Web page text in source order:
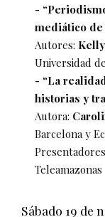
-
mediático
Autores:
Universidad
- “La
historias y
Autora:
Barcelona y
Teleamazonas
Sábado 19 de